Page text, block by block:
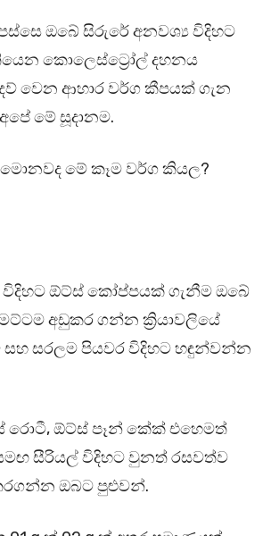
ඔබේ සිරුරේ අනවශ්‍ය විදිහට
කොලෙස්ට්‍රෝල් දහනය
වෙන ආහාර වර්ග කීපයක් ගැන
මේ සූදානම.
මේ කෑම වර්ග කියල?
විදිහට ඕට්ස් කෝප්පයක් ගැනීම ඔබේ
අඩුකර ගන්න ක්‍රියාවලියේ
සරලම පියවර විදිහට හඳුන්වන්න
රොටී, ඕට්ස් පෑන් කේක් එහෙමත්
සීරියල් විදිහට වුනත් රසවත්ව
ඔබට පුළුවන්.